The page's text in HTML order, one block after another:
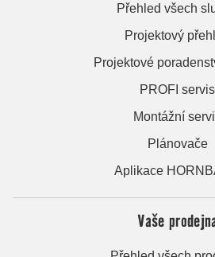
Přehled všech
Projektový
Projektové
PROFI servis
Montážní
Plánovače
Aplikace
Vaše